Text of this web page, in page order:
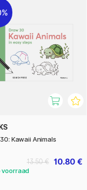
Kawaii Animals
10.80 €
13.50 €